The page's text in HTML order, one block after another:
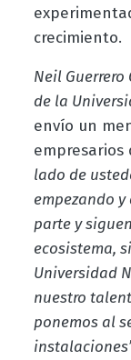
crecimiento.
Neil Guerrero
de la
envío un
empresarios
lado de
empezando
parte y
ecosistema,
Universidad
nuestro
ponemos al